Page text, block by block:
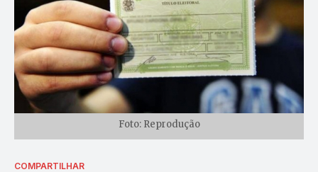
Foto: Reprodução
COMPARTILHAR